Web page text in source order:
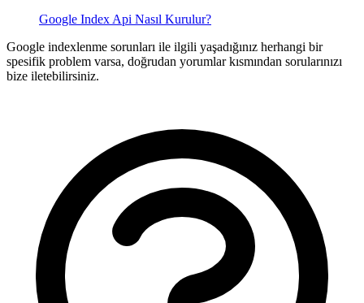
Google Index Api Nasıl Kurulur?
Google indexlenme sorunları ile ilgili yaşadığınız herhangi bir
spesifik problem varsa, doğrudan yorumlar kısmından sorularınızı
bize iletebilirsiniz.